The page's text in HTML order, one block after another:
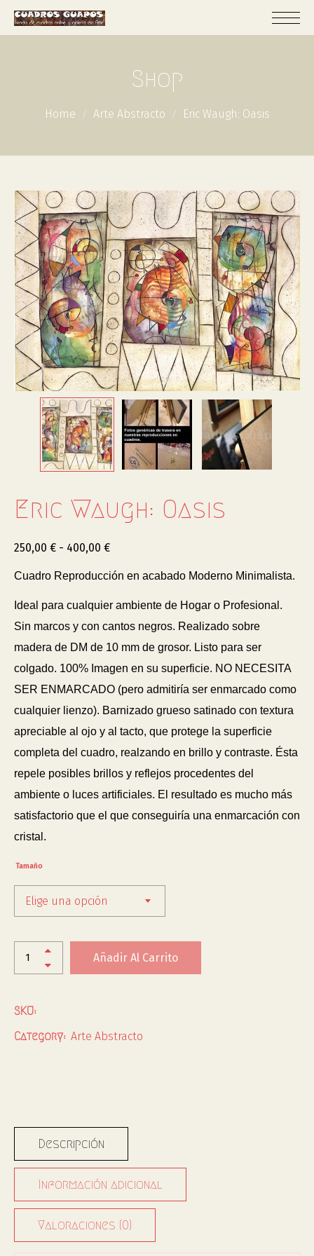
Shop
Home Arte Abstracto Eric Waugh: Oasis
Eric Waugh: Oasis
250,00 € - 400,00 €
Cuadro Reproducción en acabado Moderno Minimalista.
Ideal para cualquier ambiente de Hogar o Profesional.
Sin marcos y con cantos negros. Realizado sobre
madera de DM de 10 mm de grosor. Listo para ser
colgado. 100% Imagen en su superficie. NO NECESITA
SER ENMARCADO (pero admitiría ser enmarcado como
cualquier lienzo). Barnizado grueso satinado con textura
apreciable al ojo y al tacto, que protege la superficie
completa del cuadro, realzando en brillo y contraste. Ésta
repele posibles brillos y reflejos procedentes del
ambiente o luces artificiales. El resultado es mucho más
satisfactorio que el que conseguiría una enmarcación con
cristal.
Tamaño
Elige una opción
Añadir Al Carrito
SKU:
Category: Arte Abstracto
Descripción
Información adicional
Valoraciones (0)